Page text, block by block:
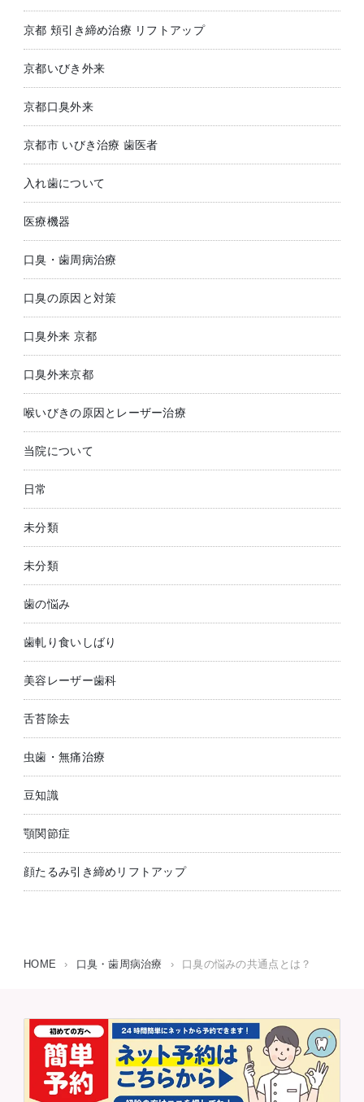
京都 頬引き締め治療 リフトアップ
京都いびき外来
京都口臭外来
京都市 いびき治療 歯医者
入れ歯について
医療機器
口臭・歯周病治療
口臭の原因と対策
口臭外来 京都
口臭外来京都
喉いびきの原因とレーザー治療
当院について
日常
未分類
未分類
歯の悩み
歯軋り食いしばり
美容レーザー歯科
舌苔除去
虫歯・無痛治療
豆知識
顎関節症
顔たるみ引き締めリフトアップ
HOME › 口臭・歯周病治療 › 口臭の悩みの共通点とは？